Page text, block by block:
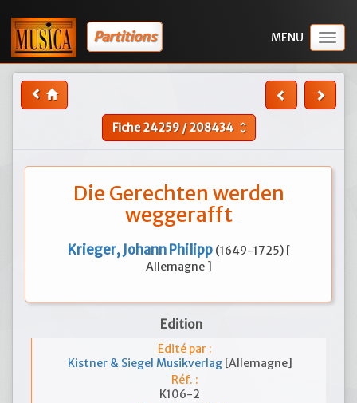
Partitions
Fiche24259/208434 unfold_more
Die Gerechten werden
weggerafft
Krieger, Johann Philipp (1649-1725) [
Allemagne ]
Edition
Edité par :
Kistner & Siegel Musikverlag [Allemagne]
Réf. :
K106-2